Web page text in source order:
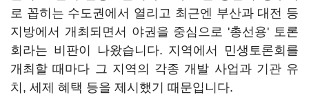
로 꼽히는 수도권에서 열리고 최근엔 부산과 대전 등
지방에서 개최되면서 야권을 중심으로 '총선용' 토론
회라는 비판이 나왔습니다. 지역에서 민생토론회를
개최할 때마다 그 지역의 각종 개발 사업과 기관 유
치, 세제 혜택 등을 제시했기 때문입니다.